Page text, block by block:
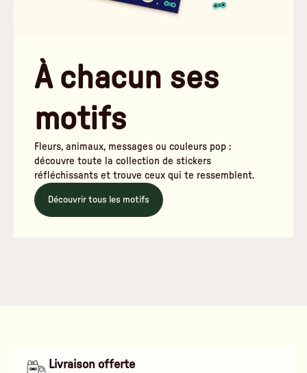
À chacun ses
motifs
Fleurs, animaux, messages ou couleurs pop :
découvre toute la collection de stickers
réfléchissants et trouve ceux qui te ressemblent.
Découvrir tous les motifs
Livraison offerte